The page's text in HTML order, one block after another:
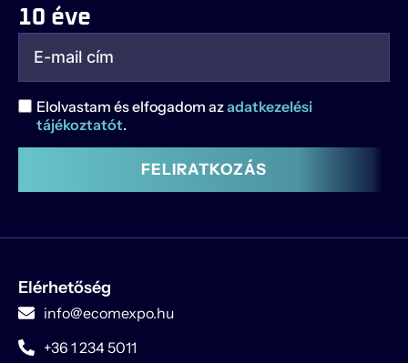
10 éve
Elolvastam és elfogadom azadatkezelési
tájékoztatót.
FELIRATKOZÁS
Elérhetőség
info@ecomexpo.hu
+36 1 234 5011